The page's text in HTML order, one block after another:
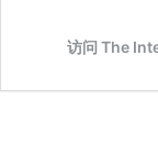
访问 The